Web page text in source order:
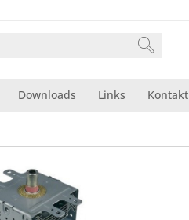
Downloads Links Kontakt